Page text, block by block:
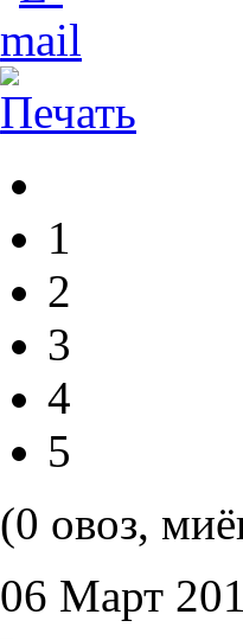
1
2
3
4
5
(0 овоз,
06 Март